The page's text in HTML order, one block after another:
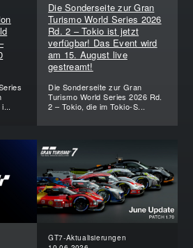
Die Sonderseite zur Gran
Turismo World Series 2026
Rd. 2 – Tokio ist jetzt
verfügbar! Das Event wird
am 15. August live
gestreamt!
Die Sonderseite zur Gran
Turismo World Series 2026 Rd.
2 – Tokio, die im Tokio-S...
GT7-Aktualisierungen